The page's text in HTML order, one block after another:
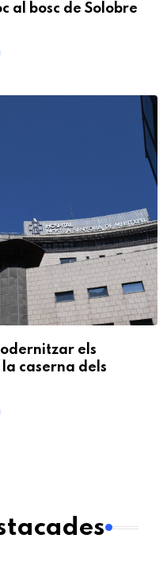
al bosc de Solobre
els
caserna dels